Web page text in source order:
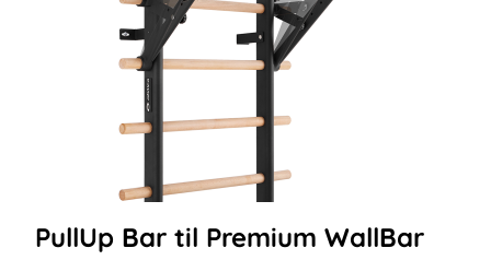
PullUp Bar til Premium WallBar